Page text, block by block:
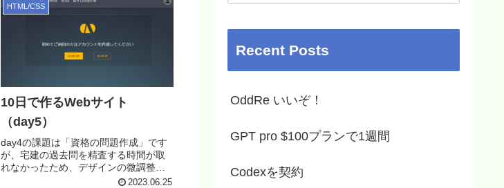
HTML/CSS
10日で作るWebサイト
（day5）
day4の課題は「資格の問題作成」です
が、宅建の過去問を精査する時間が取
れなかったため、デザインの微調整の
2023.06.25
Recent Posts
OddRe いいぞ！
GPT pro $100プランで1週間
Codexを契約